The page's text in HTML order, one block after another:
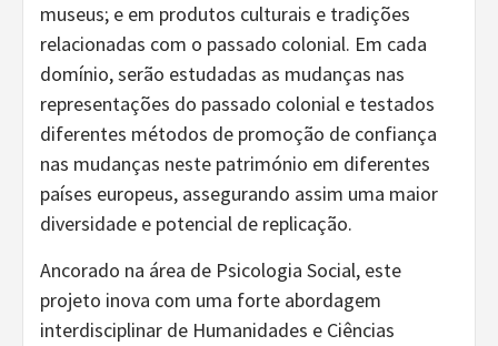
museus; e em produtos culturais e tradições
relacionadas com o passado colonial. Em cada
domínio, serão estudadas as mudanças nas
representações do passado colonial e testados
diferentes métodos de promoção de confiança
nas mudanças neste património em diferentes
países europeus, assegurando assim uma maior
diversidade e potencial de replicação.
Ancorado na área de Psicologia Social, este
projeto inova com uma forte abordagem
interdisciplinar de Humanidades e Ciências